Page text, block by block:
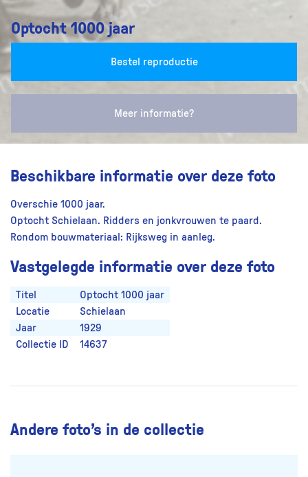
Optocht 1000 jaar
Bestel reproductie
Meer informatie?
Beschikbare informatie over deze foto
Overschie 1000 jaar.
Optocht Schielaan. Ridders en jonkvrouwen te paard.
Rondom bouwmateriaal: Rijksweg in aanleg.
Vastgelegde informatie over deze foto
Titel
Optocht 1000 jaar
Locatie
Schielaan
Jaar
1929
Collectie ID
14637
Andere foto’s in de collectie